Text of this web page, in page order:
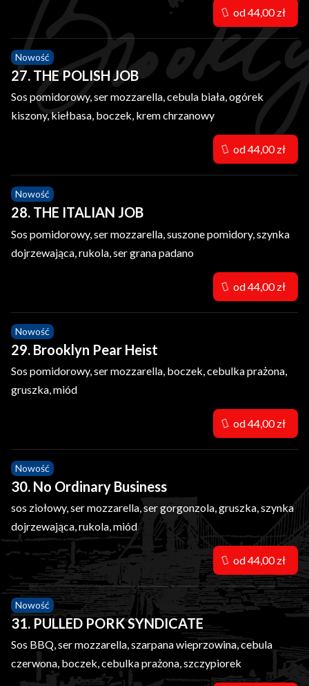
Nowość
27. THE POLISH JOB
Sos pomidorowy, ser mozzarella, cebula biała, ogórek
kiszony, kiełbasa, boczek, krem chrzanowy
Nowość
28. THE ITALIAN JOB
Sos pomidorowy, ser mozzarella, suszone pomidory, szynka
dojrzewająca, rukola, ser grana padano
Nowość
29. Brooklyn Pear Heist
Sos pomidorowy, ser mozzarella, boczek, cebulka prażona,
gruszka, miód
Nowość
30. No Ordinary Business
sos ziołowy, ser mozzarella, ser gorgonzola, gruszka, szynka
dojrzewająca, rukola, miód
Nowość
31. PULLED PORK SYNDICATE
Sos BBQ, ser mozzarella, szarpana wieprzowina, cebula
czerwona, boczek, cebulka prażona, szczypiorek